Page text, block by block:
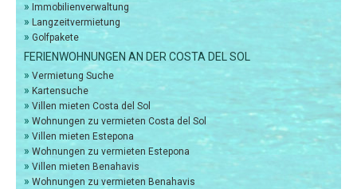
Features
Schwimmbad
Opening Times:
Parken
Parkmöglichkeiten:
» Immobilienverwaltung
» Langzeitvermietung
» Golfpakete
FERIENWOHNUNGEN AN DER COSTA DEL SOL
» Vermietung Suche
» Kartensuche
» Villen mieten Costa del Sol
» Wohnungen zu vermieten Costa del Sol
» Villen mieten Estepona
» Wohnungen zu vermieten Estepona
» Villen mieten Benahavis
» Wohnungen zu vermieten Benahavis